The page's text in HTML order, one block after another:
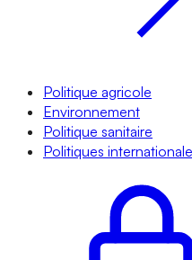
Politique agricole
Environnement
Politique sanitaire
Politiques